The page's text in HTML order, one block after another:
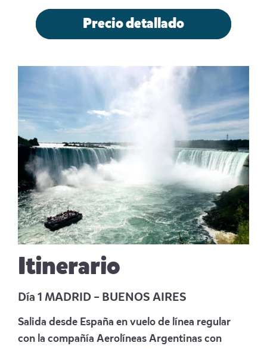
Precio detallado
Itinerario
Día 1 MADRID – BUENOS AIRES
Salida desde España en vuelo de línea regular
con la compañía Aerolíneas Argentinas con